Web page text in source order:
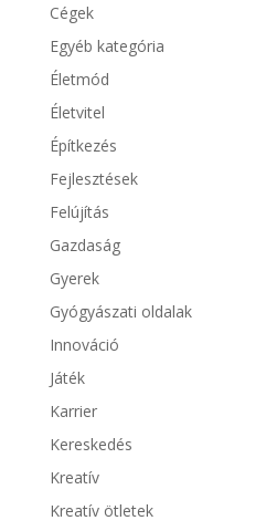
Cégek
Egyéb kategória
Életmód
Életvitel
Építkezés
Fejlesztések
Felújítás
Gazdaság
Gyerek
Gyógyászati oldalak
Innováció
Játék
Karrier
Kereskedés
Kreatív
Kreatív ötletek